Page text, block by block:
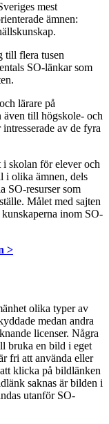
mest
ämnen:
till flera tusen
SO-länkar som
lärare på
även till högskole- och
av de fyra
i skolan för elever och
i olika ämnen, dels
SO-resurser som
Målet med sajten
inom SO-
>
olika typer av
medan andra
licenser. Några
bruka en bild i eget
fri att använda eller
klicka på bildlänken
saknas är bilden i
utanför SO-